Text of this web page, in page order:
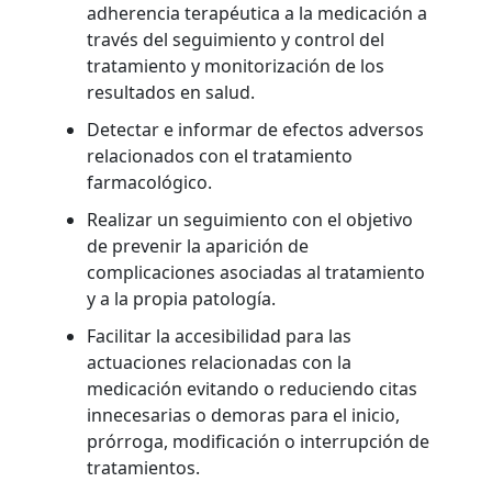
adherencia terapéutica a la medicación a
través del seguimiento y control del
tratamiento y monitorización de los
resultados en salud.
Detectar e informar de efectos adversos
relacionados con el tratamiento
farmacológico.
Realizar un seguimiento con el objetivo
de prevenir la aparición de
complicaciones asociadas al tratamiento
y a la propia patología.
Facilitar la accesibilidad para las
actuaciones relacionadas con la
medicación evitando o reduciendo citas
innecesarias o demoras para el inicio,
prórroga, modificación o interrupción de
tratamientos.